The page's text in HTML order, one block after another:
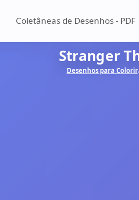
Coletâneas de Desenhos - PDF
Stranger
Desenhos para Colorir